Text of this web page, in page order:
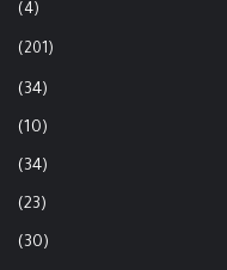
(4)
(201)
(34)
(10)
(34)
(23)
(30)